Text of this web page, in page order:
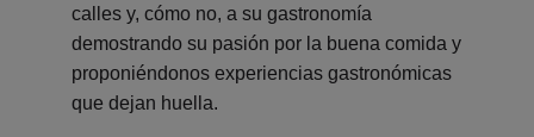
calles y, cómo no, a su gastronomía
demostrando su pasión por la buena comida y
proponiéndonos experiencias gastronómicas
que dejan huella.